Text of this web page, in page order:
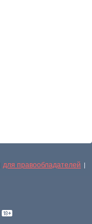
для правообладателей |